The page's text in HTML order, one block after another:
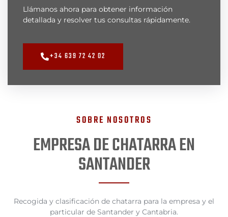
Llámanos ahora para obtener información
detallada y resolver tus consultas rápidamente.
+34 639 72 42 02
SOBRE NOSOTROS
EMPRESA DE CHATARRA EN
SANTANDER
Recogida y clasificación de chatarra para la empresa y el
particular de Santander y Cantabria.